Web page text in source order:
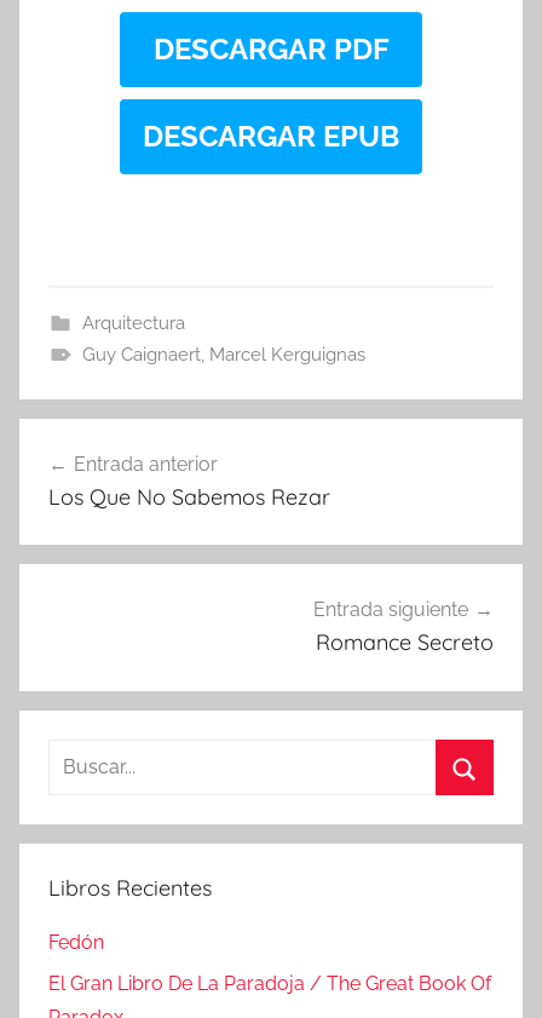
DESCARGAR PDF
DESCARGAR EPUB
Arquitectura
Guy Caignaert, Marcel Kerguignas
de
Entrada anterior
Los Que No Sabemos Rezar
Entrada siguiente
Romance Secreto
Buscar:
Libros Recientes
Fedón
El Gran Libro De La Paradoja / The Great Book Of